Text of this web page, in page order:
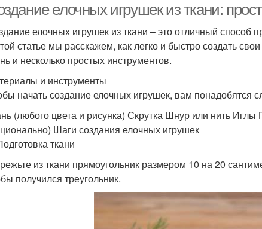
елочных игрушек из ткани:
елочных игрушек из ткани – это отличный способ
статье мы расскажем, как легко и быстро создать
и несколько простых инструментов.
и инструменты
начать создание елочных игрушек, вам
(любого цвета и рисунка) Скрутка Шнур или нить
Шаги создания елочных игрушек
ткани
из ткани прямоугольник размером 10 на 20
получился треугольник.